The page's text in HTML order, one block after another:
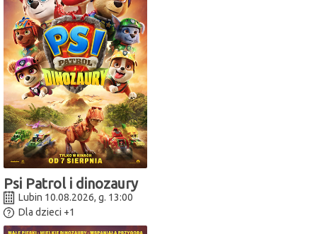
Psi Patrol i dinozaury
Lubin 10.08.2026, g. 13:00
Dla dzieci +1